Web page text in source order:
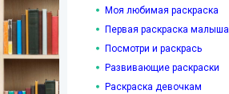
Моя любимая раскраска
Первая раскраска малыша
Посмотри и раскрась
Развивающие раскраски
Раскраска девочкам